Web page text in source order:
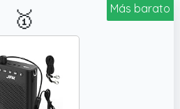
Más barato
🥇